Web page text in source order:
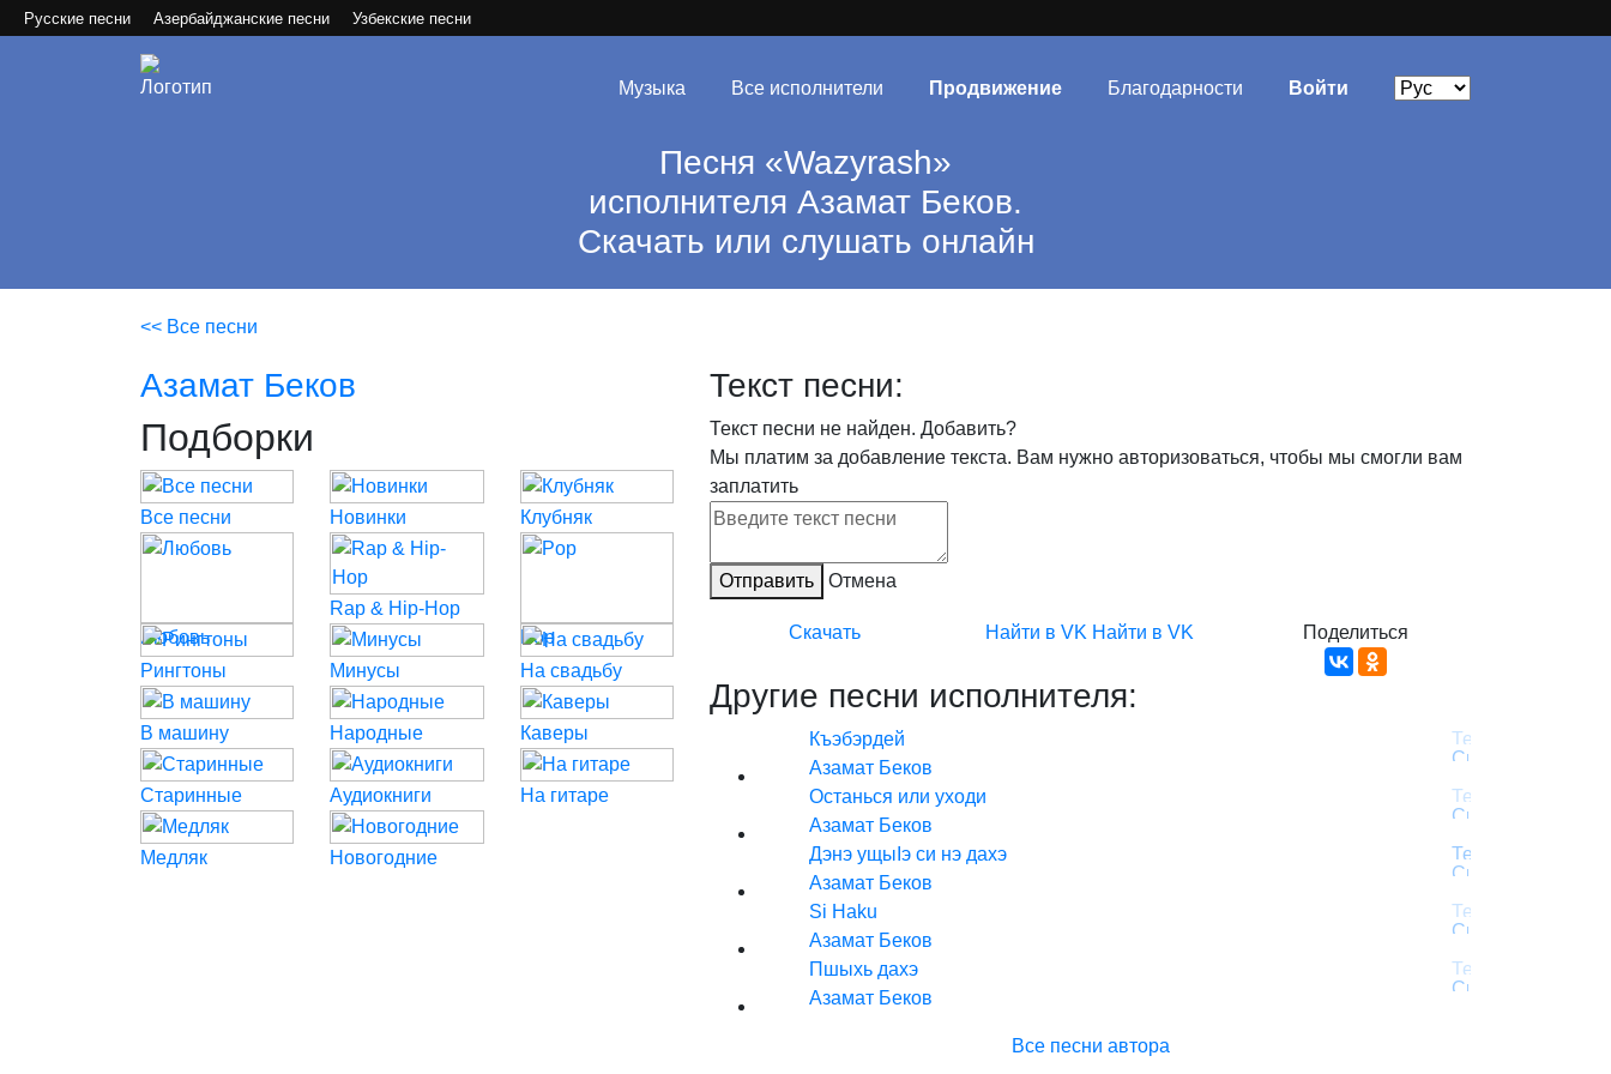
Русские песни Азербайджанские песни Узбекские песни
Музыка Все исполнители Продвижение Благодарности Войти
Песня «Wazyrаsh»
исполнителя Азамат Беков.
Скачать или слушать онлайн
<< Все песни
Текст песни:
Текст песни не найден. Добавить?
Мы платим за добавление текста. Вам нужно авторизоваться, чтобы мы смогли вам
заплатить
Отправить Отмена
Скачать Найти в VK Найти в VK Поделиться
Другие песни исполнителя:
Къэбэрдей
Азамат Беков
Останься или уходи
Азамат Беков
Дэнэ ущыIэ си нэ дахэ
Азамат Беков
Si Haku
Азамат Беков
Пшыхь дахэ
Азамат Беков
Все песни автора
Азамат Беков
Подборки
Все песни Новинки Клубняк
Любовь
Rap & Hip-Hop
Pop
Рингтоны
Минусы На свадьбу
В машину Народные Каверы
Старинные Аудиокниги На гитаре
Медляк Новогодние